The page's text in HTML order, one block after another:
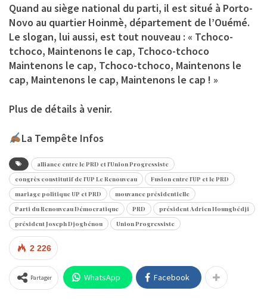
Quand au siège national du parti, il est situé à Porto-
Novo au quartier Hoinmè, département de l’Ouémé.
Le slogan, lui aussi, est tout nouveau : « Tchoco-
tchoco, Maintenons le cap, Tchoco-tchoco
Maintenons le cap, Tchoco-tchoco, Maintenons le
cap, Maintenons le cap, Maintenons le cap ! »
Plus de détails à venir.
La Tempête Infos
alliance entre le PRD et l'Union Progressiste
congrès constitutif de l'UP Le Renouveau
Fusion entre l'UP et le PRD
mariage politique UP et PRD
mouvance présidentielle
Parti du Renouveau Démocratique
PRD
président Adrien Houngbédji
président Joseph Djogbénou
Union Progressiste
2 226
Partager WhatsApp Facebook